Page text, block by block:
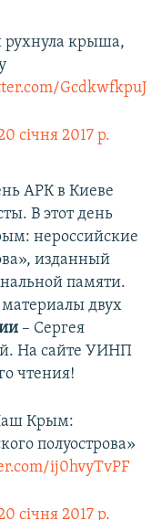
рухнула крыша,
GcdkwfkpuJ
січня 2017 р.
АРК в Киеве
В этот день
нероссийские
изданный
памяти.
двух
– Сергея
На сайте УИНП
чтения!
Крым:
полуострова»
ij0hvyTvPF
січня 2017 р.